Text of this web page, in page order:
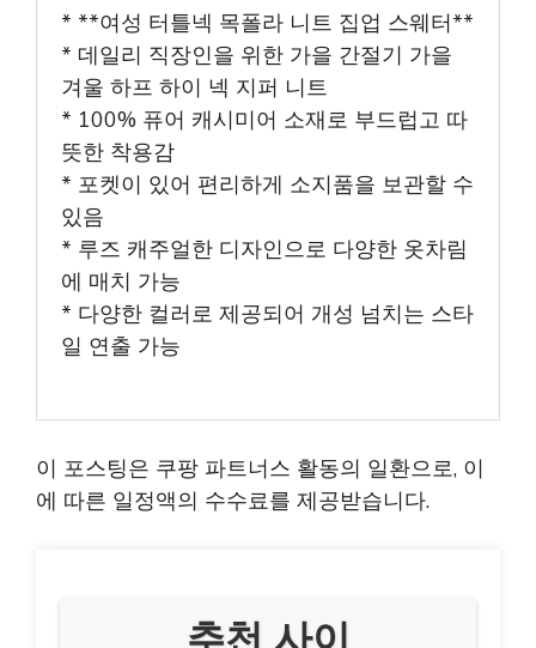
* **여성 터틀넥 목폴라 니트 집업 스웨터**
* 데일리 직장인을 위한 가을 간절기 가을
겨울 하프 하이 넥 지퍼 니트
* 100% 퓨어 캐시미어 소재로 부드럽고 따
뜻한 착용감
* 포켓이 있어 편리하게 소지품을 보관할 수
있음
* 루즈 캐주얼한 디자인으로 다양한 옷차림
에 매치 가능
* 다양한 컬러로 제공되어 개성 넘치는 스타
일 연출 가능
이 포스팅은 쿠팡 파트너스 활동의 일환으로, 이
에 따른 일정액의 수수료를 제공받습니다.